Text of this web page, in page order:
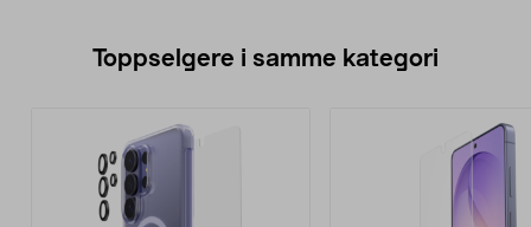
Toppselgere i samme kategori